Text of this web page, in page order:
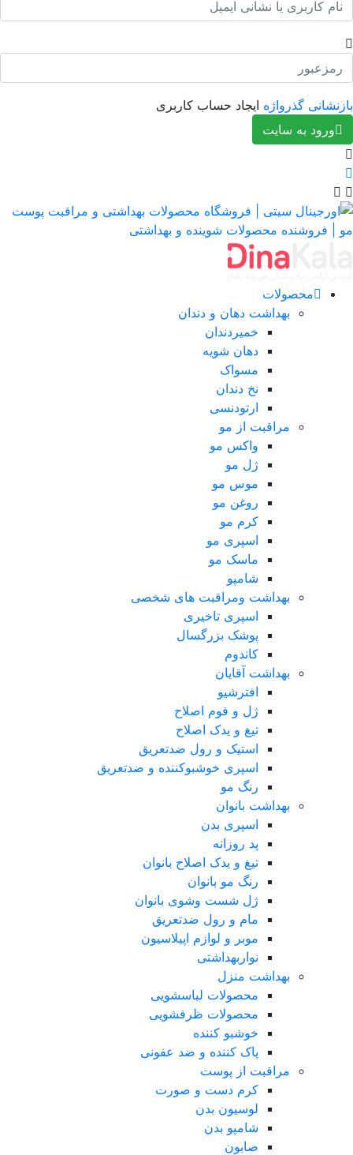
گذرواژه ایجاد حساب کاربری
ورود به سایت
محصولات
بهداشت دهان و دندان
خمیردندان
دهان شویه
مسواک
نخ دندان
ارتودنسی
مراقبت از مو
واکس مو
ژل مو
موس مو
روغن مو
کرم مو
اسپری مو
ماسک مو
شامپو
بهداشت ومراقبت های شخصی
اسپری تاخیری
پوشک بزرگسال
کاندوم
بهداشت آقایان
افترشیو
ژل و فوم اصلاح
تیغ و یدک اصلاح
استیک و رول ضدتعریق
اسپری خوشبوکننده و ضدتعریق
رنگ مو
بهداشت بانوان
اسپری بدن
پد روزانه
تیغ و یدک اصلاح بانوان
رنگ مو بانوان
ژل شست وشوی بانوان
مام و رول ضدتعریق
موبر و لوازم اپیلاسیون
نواربهداشتی
بهداشت منزل
محصولات لباسشویی
محصولات ظرفشویی
خوشبو کننده
پاک کننده و ضد عفونی
مراقبت از پوست
کرم دست و صورت
لوسیون بدن
شامپو بدن
صابون